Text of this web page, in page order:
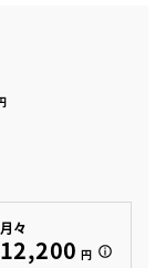
月々
12,200 円